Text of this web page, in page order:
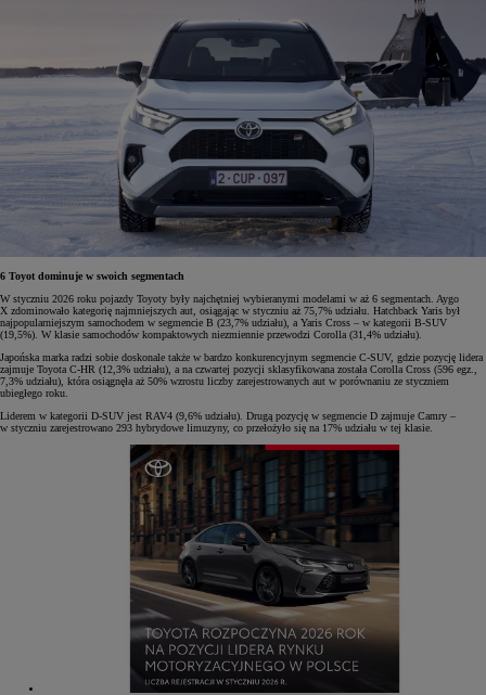
6 Toyot dominuje w swoich segmentach
W styczniu 2026 roku pojazdy Toyoty były najchętniej wybieranymi modelami w aż 6 segmentach. Aygo
X zdominowało kategorię najmniejszych aut, osiągając w styczniu aż 75,7% udziału. Hatchback Yaris był
najpopularniejszym samochodem w segmencie B (23,7% udziału), a Yaris Cross – w kategorii B-SUV
(19,5%). W klasie samochodów kompaktowych niezmiennie przewodzi Corolla (31,4% udziału).
Japońska marka radzi sobie doskonale także w bardzo konkurencyjnym segmencie C-SUV, gdzie pozycję lidera
zajmuje Toyota C-HR (12,3% udziału), a na czwartej pozycji sklasyfikowana została Corolla Cross (596 egz.,
7,3% udziału), która osiągnęła aż 50% wzrostu liczby zarejestrowanych aut w porównaniu ze styczniem
ubiegłego roku.
Liderem w kategorii D-SUV jest RAV4 (9,6% udziału). Drugą pozycję w segmencie D zajmuje Camry –
w styczniu zarejestrowano 293 hybrydowe limuzyny, co przełożyło się na 17% udziału w tej klasie.